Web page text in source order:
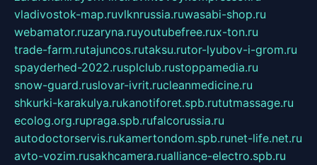
vladivostok-map.ruvlknrussia.ruwasabi-shop.ru
webamator.ruzaryna.ruyoutubefree.rux-ton.ru
trade-farm.rutajuncos.rutaksu.rutor-lyubov-i-grom.ru
spayderhed-2022.rusplclub.rustoppamedia.ru
snow-guard.ruslovar-ivrit.rucleanmedicine.ru
shkurki-karakulya.rukanotiforet.spb.rututmassage.ru
ecolog.org.rupraga.spb.rufalcorussia.ru
autodoctorservis.rukamertondom.spb.runet-life.net.ru
avto-vozim.rusakhcamera.rualliance-electro.spb.ru